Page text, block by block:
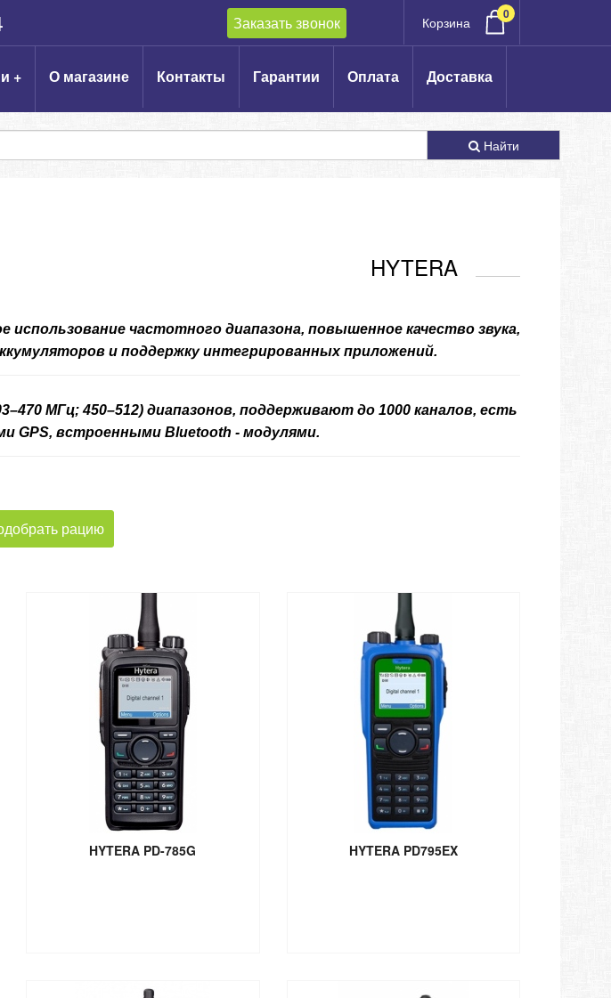
Корзина 0
Заказать звонок
+ О магазине Контакты Гарантии Оплата Доставка
Найти
HYTERA
частотного диапазона, повышенное качество звука,
и поддержку интегрированных приложений.
МГц; 450–512) диапазонов, поддерживают до 1000 каналов, есть
GPS, встроенными Bluetooth - модулями.
рацию
HYTERA PD-785G HYTERA PD795EX